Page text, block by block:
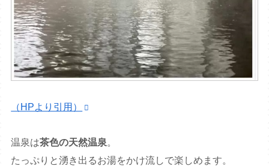
（HPより引用）
温泉は茶色の天然温泉。
たっぷりと湧き出るお湯をかけ流しで楽しめます。